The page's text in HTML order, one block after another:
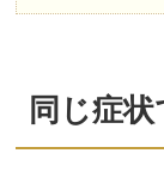
同じ症